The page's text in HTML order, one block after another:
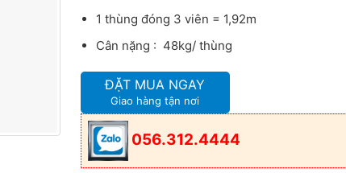
1 thùng đóng 3 viên = 1,92m
Cân nặng : 48kg/ thùng
ĐẶT MUA NGAY
Giao hàng tận nơi
056.312.4444